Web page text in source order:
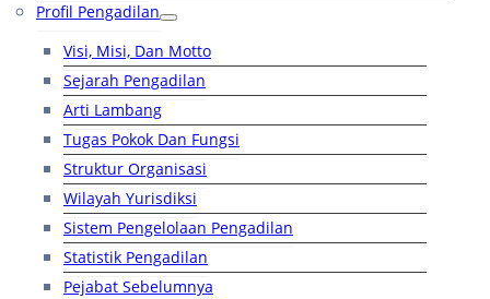
Profil Pengadilan
Visi, Misi, Dan Motto
Sejarah Pengadilan
Arti Lambang
Tugas Pokok Dan Fungsi
Struktur Organisasi
Wilayah Yurisdiksi
Sistem Pengelolaan Pengadilan
Statistik Pengadilan
Pejabat Sebelumnya